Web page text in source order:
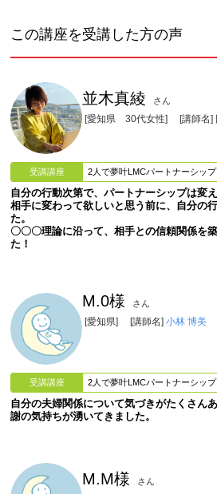
この講座を受講した方の声
並木真綾 さん
[愛知県 30代女性] [講師名]
受講講座 2人で夢叶LMCパートナーシッ
自分の行動次第で、パートナーシップは変
相手に変わって欲しいと思う前に、自分の
た。
〇〇〇理論に沿って、相手との信頼関係を
た！
M.0様 さん
[愛知県] [講師名]小林 博美
受講講座 2人で夢叶LMCパートナーシッ
自分の夫婦関係について気づきがたくさん
謝の気持ちが湧いてきました。
M.M様 さん